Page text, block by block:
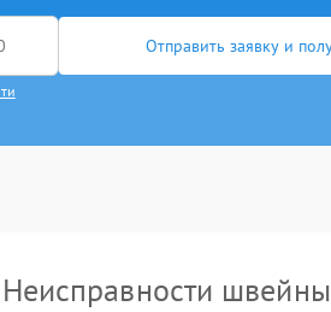
Отправить заявку и
Неисправности